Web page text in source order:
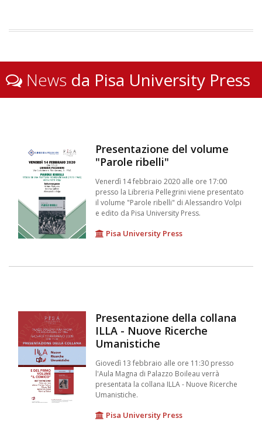
News da Pisa University Press
Presentazione del volume
"Parole ribelli"
Venerdì 14 febbraio 2020 alle ore 17:00
presso la Libreria Pellegrini viene presentato
il volume "Parole ribelli" di Alessandro Volpi
e edito da Pisa University Press.
Pisa University Press
Presentazione della collana
ILLA - Nuove Ricerche
Umanistiche
Giovedì 13 febbraio alle ore 11:30 presso
l'Aula Magna di Palazzo Boileau verrà
presentata la collana ILLA - Nuove Ricerche
Umanistiche.
Pisa University Press